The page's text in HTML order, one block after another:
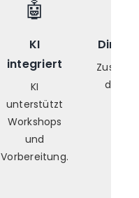
🤖
KI
integriert
KI
unterstützt
Workshops
und
Vorbereitung.
direkt